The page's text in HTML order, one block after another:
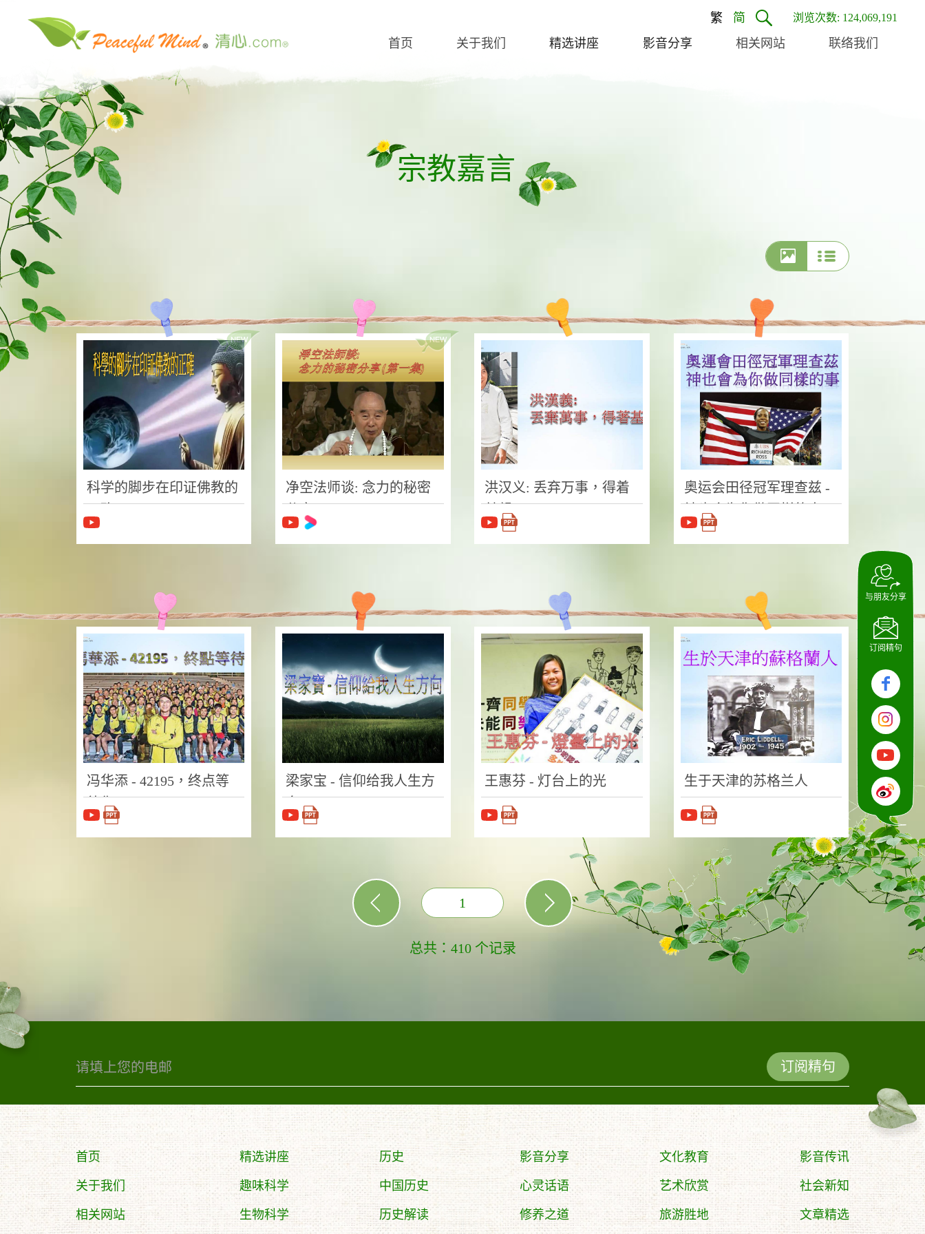
繁 简 浏览次数: 124,069,191
首页 关于我们 精选讲座 影音分享 相关网站 联络我们
宗教嘉言
科学的脚步在印证佛教的
净空法师谈: 念力的秘密
洪汉义: 丢弃万事，得着
基督
奥运会田径冠军理查兹 -
神也会为你做同样的事
冯华添 - 42195，终点等
待你
梁家宝 - 信仰给我人生方
向
王惠芬 - 灯台上的光 生于天津的苏格兰人
1
总共：410 个记录
订阅精句
首页
关于我们
相关网站
精选讲座
趣味科学
生物科学
历史
中国历史
历史解读
影音分享
心灵话语
修养之道
文化教育
艺术欣赏
旅游胜地
影音传讯
社会新知
文章精选
与朋友分享
订阅精句